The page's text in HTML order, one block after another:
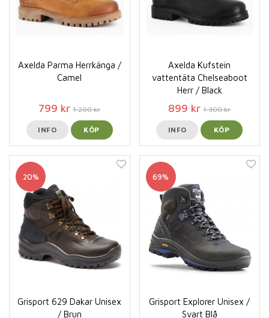
Axelda Parma Herrkänga /
Camel
799 kr 1 200 kr
INFO KÖP
Axelda Kufstein
vattentäta Chelseaboot
Herr / Black
899 kr 1 300 kr
INFO KÖP
20%
Grisport 629 Dakar Unisex
/ Brun
69%
Grisport Explorer Unisex /
Svart Blå